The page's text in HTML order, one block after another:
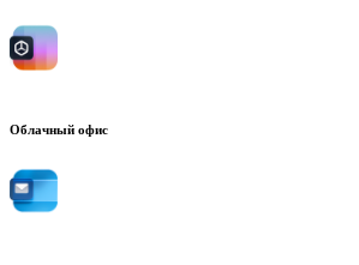
Облачный офис